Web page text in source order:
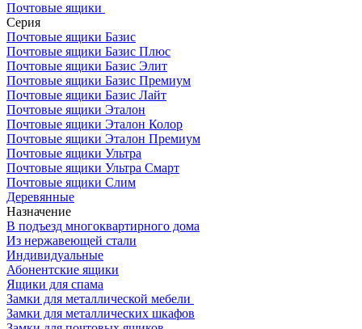
Почтовые ящики
Серия
Почтовые ящики Базис
Почтовые ящики Базис Плюс
Почтовые ящики Базис Элит
Почтовые ящики Базис Премиум
Почтовые ящики Базис Лайт
Почтовые ящики Эталон
Почтовые ящики Эталон Колор
Почтовые ящики Эталон Премиум
Почтовые ящики Ультра
Почтовые ящики Ультра Смарт
Почтовые ящики Слим
Деревянные
Назначение
В подъезд многоквартирного дома
Из нержавеющей стали
Индивидуальные
Абонентские ящики
Ящики для спама
Замки для металлической мебели
Замки для металлических шкафов